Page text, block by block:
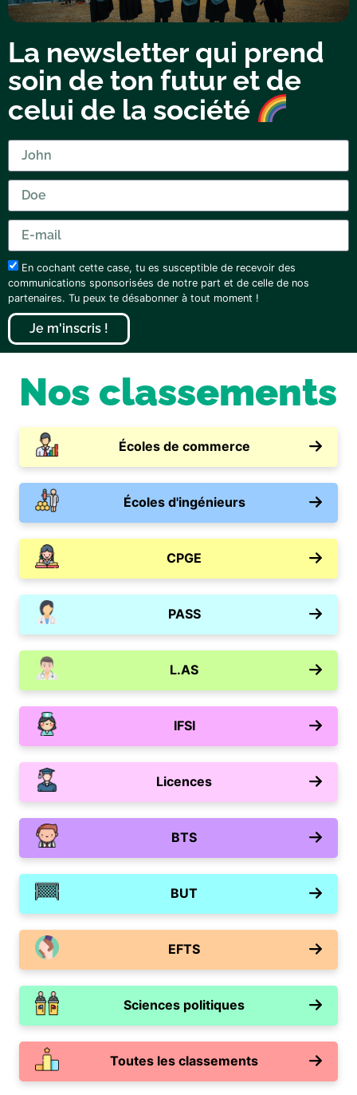
La newsletter qui prend
soin de ton futur et de
celui de la société
En cochant cette case, tu es susceptible de recevoir des
communications sponsorisées de notre part et de celle de nos
partenaires. Tu peux te désabonner à tout moment !
Je m'inscris !
Nos classements
Écoles de commerce
Écoles d'ingénieurs
CPGE
PASS
L.AS
IFSI
Licences
BTS
BUT
EFTS
Sciences politiques
Toutes les classements